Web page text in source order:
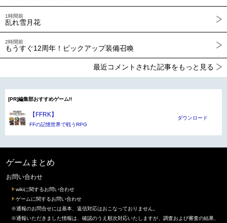
1時間前
乱れ雪月花
2時間前
もうすぐ12周年！ピックアップ装備召喚
最近コメントされた記事をもっと見る
[PR]編集部おすすめゲーム!!
【FFRK】
FFの記憶世界で戦うRPG
ダウンロード
ゲームまとめ
お問い合わせ
wikiに関するお問い合わせ
ゲームに関するお問い合わせ
※通報のお問合せには基本、返信対応はおこなっておりません。
※通報いただきました情報は、確認のうえ順次対応いたしますが、調査および審査の結果、